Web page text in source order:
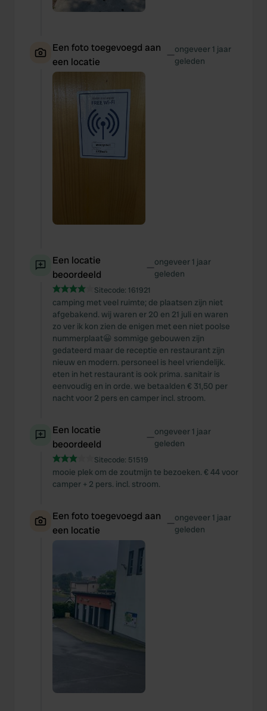
Een foto toegevoegd aan
een locatie
—ongeveer 1 jaar
geleden
Een locatie
beoordeeld
—ongeveer 1 jaar
geleden
Sitecode: 161921
camping met veel ruimte; de plaatsen zijn niet
afgebakend. wij waren er 20 en 21 juli en waren
zo ver ik kon zien de enigen met een niet poolse
nummerplaat😀 sommige gebouwen zijn
gedateerd maar de receptie en restaurant zijn
nieuw en modern. personeel is heel vriendelijk.
eten in het restaurant is ook prima. sanitair is
eenvoudig en in orde. we betaalden € 31,50 per
nacht voor 2 pers en camper incl. stroom.
Een locatie
beoordeeld
—ongeveer 1 jaar
geleden
Sitecode: 51519
mooie plek om de zoutmijn te bezoeken. € 44 voor
camper + 2 pers. incl. stroom.
Een foto toegevoegd aan
een locatie
—ongeveer 1 jaar
geleden